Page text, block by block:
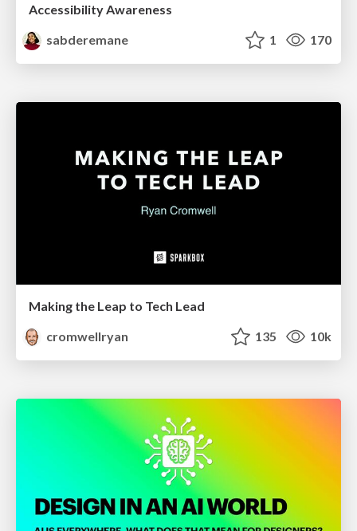
Accessibility Awareness
sabderemane
1 170
Making the Leap to Tech Lead
cromwellryan
135 10k